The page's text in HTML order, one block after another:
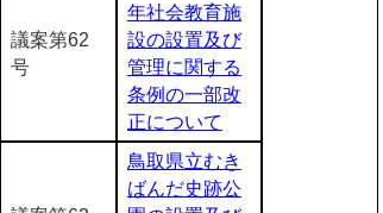
議案第62
号
年社会教育施
設の設置及び
管理に関する
条例の一部改
正について
鳥取県立むき
ばんだ史跡公